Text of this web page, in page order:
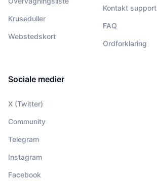
Kruseduller
Webstedskort
Kontakt support
FAQ
Ordforklaring
Sociale medier
X (Twitter)
Community
Telegram
Instagram
Facebook